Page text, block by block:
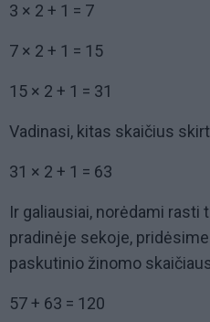
3 × 2 + 1 = 7
7 × 2 + 1 = 15
15 × 2 + 1 = 31
Vadinasi, kitas skaičius
31 × 2 + 1 = 63
Ir galiausiai, norėdami rasti
pradinėje sekoje,
paskutinio žinomo
57 + 63 = 120